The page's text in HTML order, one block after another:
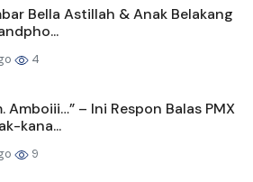
Bella Astillah & Anak Belakang
4
Amboiii…” – Ini Respon Balas PMX
kana...
9